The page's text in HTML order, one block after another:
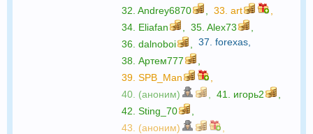
32. Andrey6870 33. art
34. Eliafan 35. Alex73
36. dalnoboi 37. forexas
38. Артем777
39. SPB_Man
40. (аноним)
41. игорь2
42. Sting_70
43. (аноним)